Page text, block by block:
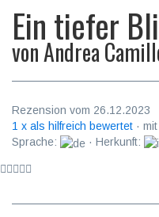
Ein tiefer
vonAndrea
Rezension vom 26.12.2023
1 x als hilfreich bewertet · mit
Sprache:
· Herkunft: